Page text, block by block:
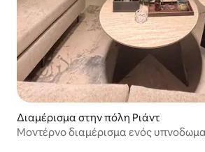
Διαμέρισμα στην πόλη Ριάντ
Μοντέρνο διαμέρισμα ενός